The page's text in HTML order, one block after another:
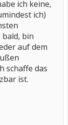
ich keine,
ich)
bin
auf dem
schaffe das
ist.